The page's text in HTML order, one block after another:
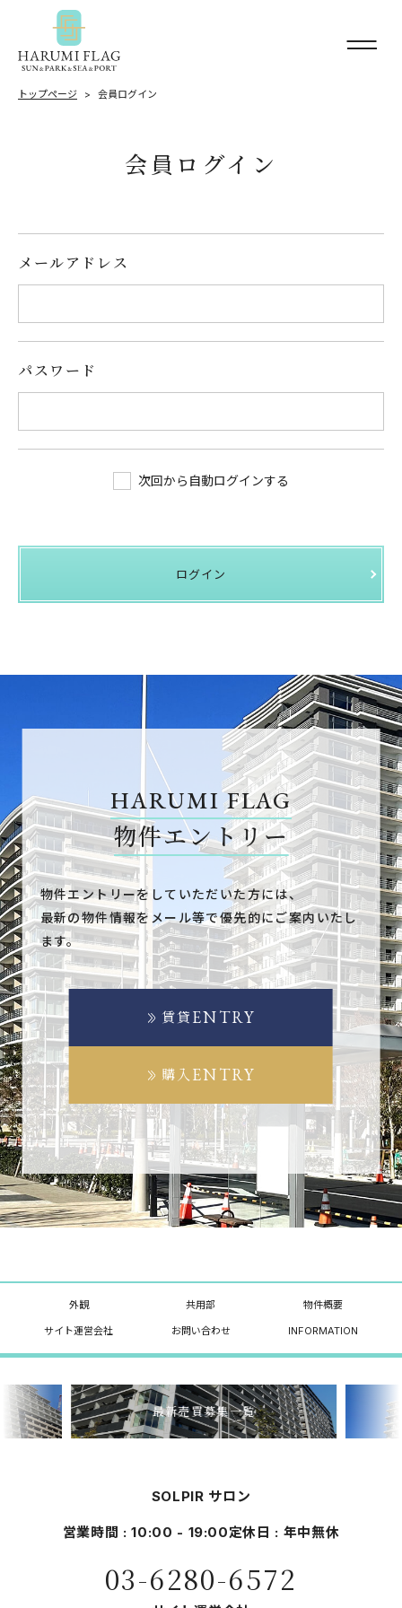
トップページ 会員ログイン
会員ログイン
メールアドレス
パスワード
次回から自動ログインする
ログイン
HARUMI FLAG
物件エントリー
物件エントリーをしていただいた方には、
最新の物件情報をメール等で優先的にご案内いたし
ます。
賃貸 ENTRY
購入 ENTRY
外観 共用部 物件概要
サイト運営会社 お問い合わせ INFORMATION
最新売買募集一覧
SOLPIR サロン
営業時間 : 10:00 - 19:00定休日 : 年中無休
03-6280-6572